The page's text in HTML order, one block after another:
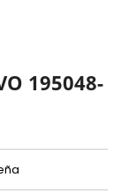
195048-